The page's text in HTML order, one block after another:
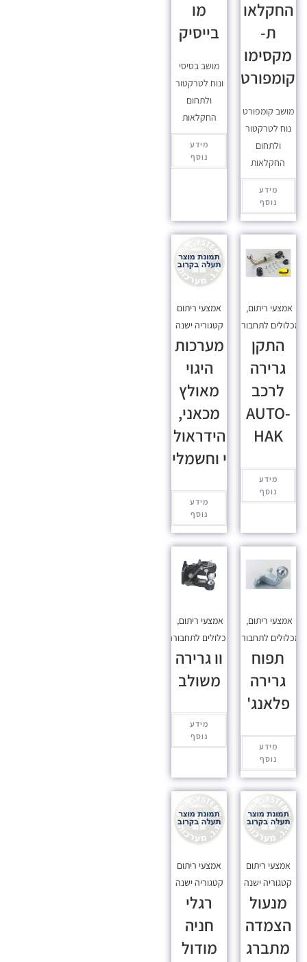
החקלאו
ת-
מקסימו
קומפורט
מושב קומפורט
נוח לטרקטור
ולתחום
החקלאות
מידע
נוסף
מו
בייסיק
מושב בסיסי
ונוח לטרקטור
ולתחום
החקלאות
מידע
נוסף
אמצעי ריתום,
מכלולים לתחבורה
התקן
גרירה
לרכב
AUTO-
HAK
מידע
נוסף
אמצעי ריתום
קטגוריה ישנה
מערכות
היגוי
מאולץ
מכאני,
הידראול
י וחשמלי
מידע
נוסף
אמצעי ריתום,
מכלולים לתחבורה
תפוח
גרירה
פלאנג'
מידע
נוסף
אמצעי ריתום,
מכלולים לתחבורה
וו גרירה
משולב
מידע
נוסף
אמצעי ריתום
קטגוריה ישנה
מנעול
הצמדה
מתברג
אמצעי ריתום
קטגוריה ישנה
רגלי
חניה
מודול